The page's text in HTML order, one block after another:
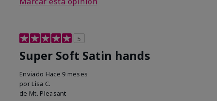
5
Super Soft Satin hands
Enviado Hace 9 meses
por Lisa C.
de Mt. Pleasant